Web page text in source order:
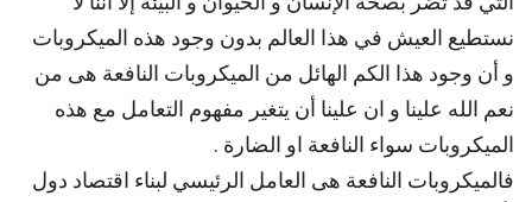
نستطيع العيش في هذا العالم بدون وجود هذه الميكروبات
و أن وجود هذا الكم الهائل من الميكروبات النافعة هى من
نعم الله علينا و ان علينا أن يتغير مفهوم التعامل مع هذه
الميكروبات سواء النافعة او الضارة .
فالميكروبات النافعة هى العامل الرئيسي لبناء اقتصاد دول